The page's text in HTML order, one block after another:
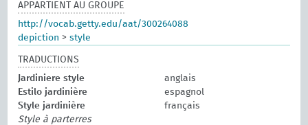
APPARTIENT AU GROUPE
http://vocab.getty.edu/aat/300264088
depiction >style
TRADUCTIONS
Jardiniere style
anglais
Estilo jardinière
espagnol
Style jardinière
français
Style à parterres